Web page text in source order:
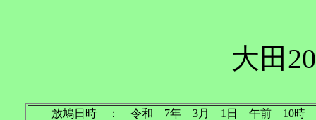
大田
放鳩日時 ： 令和 7年 3月 1日 午前